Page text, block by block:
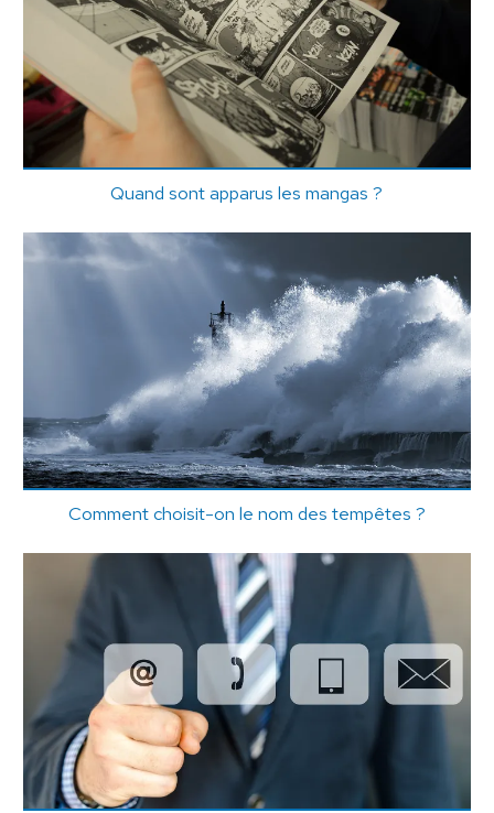
Quand sont apparus les mangas ?
Comment choisit-on le nom des tempêtes ?